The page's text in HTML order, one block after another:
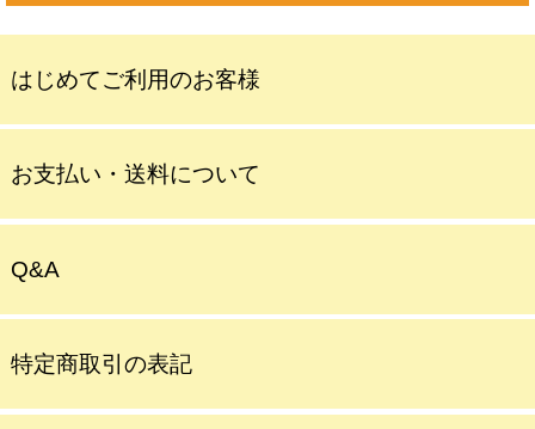
はじめてご利用のお客様
お支払い・送料について
Q&A
特定商取引の表記